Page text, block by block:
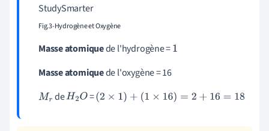
Fig.3-Hydrogène et Oxygène
Masse atomiquede l'hydrogène =1
Masse atomiquede l'oxygène = 16
Mr deH2O =(2× 1) +(1 ×16)= 2+16=18